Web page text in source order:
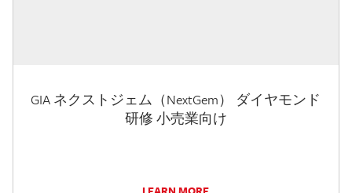
GIA ネクストジェム（NextGem） ダイヤモンド
研修 小売業向け